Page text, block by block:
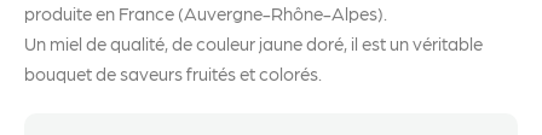
produite en France (Auvergne-Rhône-Alpes).
Un miel de qualité, de couleur jaune doré, il est un véritable
bouquet de saveurs fruités et colorés.